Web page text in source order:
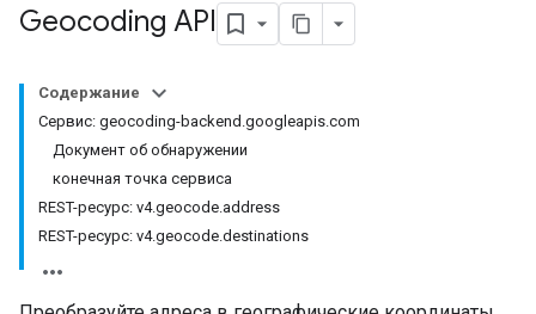
Geocoding API
Содержание
Сервис: geocoding-backend.googleapis.com
Документ об обнаружении
конечная точка сервиса
REST-ресурс: v4.geocode.address
REST-ресурс: v4.geocode.destinations